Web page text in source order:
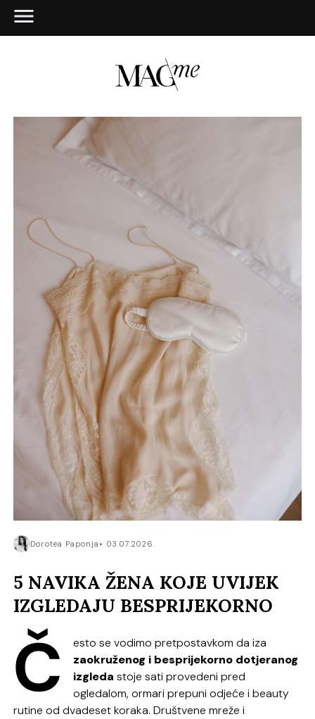
Dorotea Paponja 03.07.2026.
5 NAVIKA ŽENA KOJE UVIJEK
IZGLEDAJU BESPRIJEKORNO
Č
esto se vodimo pretpostavkom da iza
zaokruženog i besprijekorno dotjeranog
izgleda stoje sati provedeni pred
ogledalom, ormari prepuni odjeće i beauty
rutine od dvadeset koraka. Društvene mreže i